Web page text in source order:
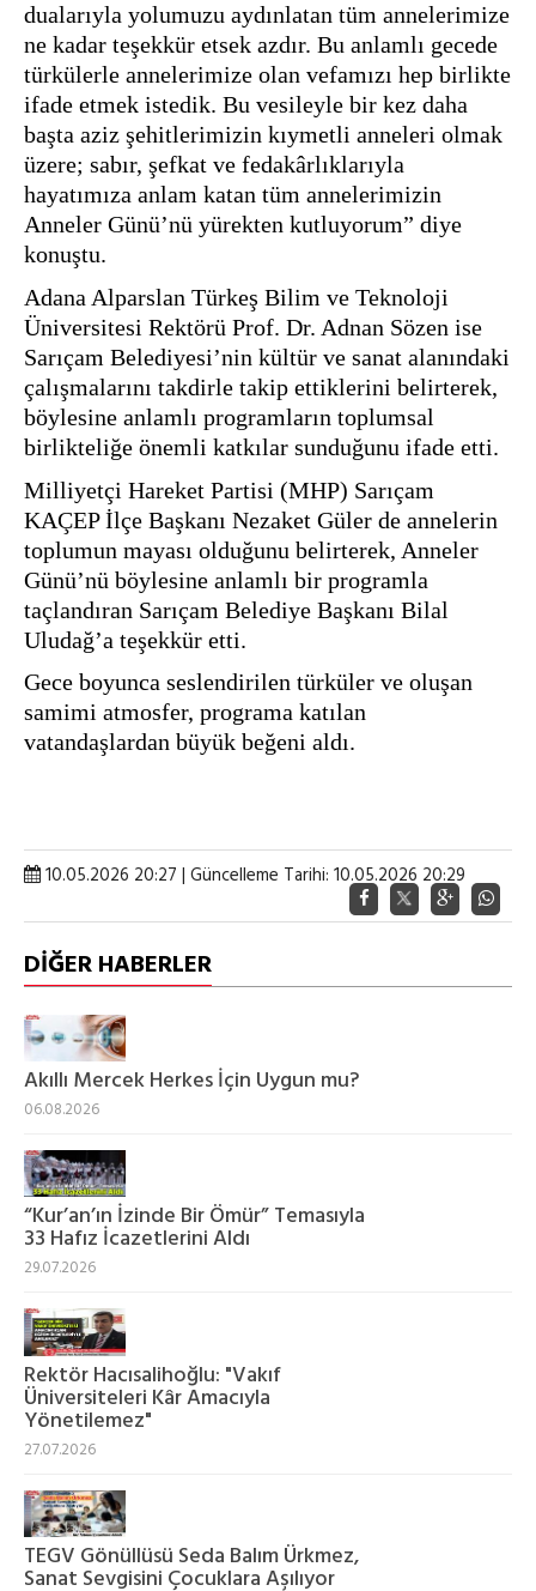
dualarıyla yolumuzu aydınlatan tüm annelerimize
ne kadar teşekkür etsek azdır. Bu anlamlı gecede
türkülerle annelerimize olan vefamızı hep birlikte
ifade etmek istedik. Bu vesileyle bir kez daha
başta aziz şehitlerimizin kıymetli anneleri olmak
üzere; sabır, şefkat ve fedakârlıklarıyla
hayatımıza anlam katan tüm annelerimizin
Anneler Günü’nü yürekten kutluyorum” diye
konuştu.
Adana Alparslan Türkeş Bilim ve Teknoloji
Üniversitesi Rektörü Prof. Dr. Adnan Sözen ise
Sarıçam Belediyesi’nin kültür ve sanat alanındaki
çalışmalarını takdirle takip ettiklerini belirterek,
böylesine anlamlı programların toplumsal
birlikteliğe önemli katkılar sunduğunu ifade etti.
Milliyetçi Hareket Partisi (MHP) Sarıçam
KAÇEP İlçe Başkanı Nezaket Güler de annelerin
toplumun mayası olduğunu belirterek, Anneler
Günü’nü böylesine anlamlı bir programla
taçlandıran Sarıçam Belediye Başkanı Bilal
Uludağ’a teşekkür etti.
Gece boyunca seslendirilen türküler ve oluşan
samimi atmosfer, programa katılan
vatandaşlardan büyük beğeni aldı.
10.05.2026 20:27 | Güncelleme Tarihi: 10.05.2026 20:29
DİĞER HABERLER
Akıllı Mercek Herkes İçin Uygun mu?
06.08.2026
“Kur’an’ın İzinde Bir Ömür” Temasıyla
33 Hafız İcazetlerini Aldı
29.07.2026
Rektör Hacısalihoğlu: "Vakıf
Üniversiteleri Kâr Amacıyla
Yönetilemez"
27.07.2026
TEGV Gönüllüsü Seda Balım Ürkmez,
Sanat Sevgisini Çocuklara Aşılıyor